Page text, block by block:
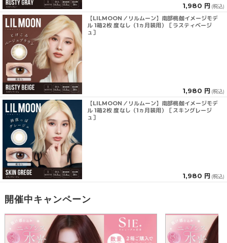
1,980 円 (税込)
【LILMOON／リルムーン】南部桃伽イメージモデ
ル 1箱2枚 度なし（1ヵ月装用）［ラスティベージ
ュ］
1,980 円 (税込)
【LILMOON／リルムーン】南部桃伽イメージモデ
ル 1箱2枚 度なし（1ヵ月装用）［スキングレージ
ュ］
1,980 円 (税込)
開催中キャンペーン